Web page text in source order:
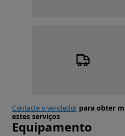
Contacte o vendedorpara obter
estes serviços
Equipamento